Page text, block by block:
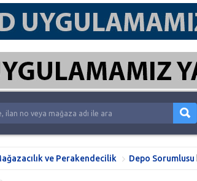
ve Perakendecilik Depo Sorumlusu